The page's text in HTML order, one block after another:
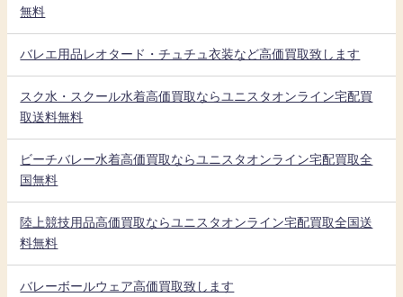
無料
バレエ用品レオタード・チュチュ衣装など高価買取致します
スク水・スクール水着高価買取ならユニスタオンライン宅配買
取送料無料
ビーチバレー水着高価買取ならユニスタオンライン宅配買取全
国無料
陸上競技用品高価買取ならユニスタオンライン宅配買取全国送
料無料
バレーボールウェア高価買取致します